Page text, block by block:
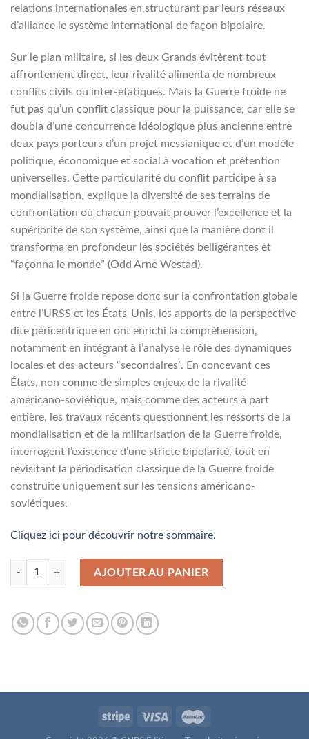
relations internationales en structurant par leurs réseaux
d’alliance le système international de façon bipolaire.
Sur le plan militaire, si les deux Grands évitèrent tout
affrontement direct, leur rivalité alimenta de nombreux
conflits civils ou inter-étatiques. Mais la Guerre froide ne
fut pas qu’un conflit classique pour la puissance, car elle se
doubla d’une concurrence idéologique plus ancienne entre
deux pays porteurs d’un projet messianique et d’un modèle
politique, économique et social à vocation et prétention
universelles. Cette particularité du conflit participe à sa
mondialisation, explique la diversité de ses terrains de
confrontation où chacun pouvait prouver l’excellence et la
supériorité de son système, ainsi que la manière dont il
transforma en profondeur les sociétés belligérantes et
“façonna le monde” (Odd Arne Westad).
Si la Guerre froide repose donc sur la confrontation globale
entre l’URSS et les États-Unis, les apports de la perspective
dite péricentrique en ont enrichi la compréhension,
notamment en intégrant à l’analyse le rôle des dynamiques
locales et des acteurs “secondaires”. En concevant ces
États, non comme de simples enjeux de la rivalité
américano-soviétique, mais comme des acteurs à part
entière, les travaux récents questionnent les ressorts de la
mondialisation et de la militarisation de la Guerre froide,
interrogent l’existence d’une stricte bipolarité, tout en
revisitant la périodisation classique de la Guerre froide
construite uniquement sur les tensions américano-
soviétiques.
Cliquez ici pour découvrir notre sommaire.
quantité de N° 8157 - Janvier 2024
AJOUTER AU PANIER